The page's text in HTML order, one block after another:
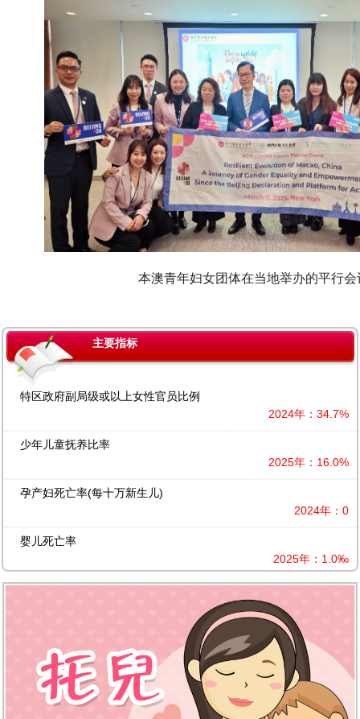
本澳青年妇女团体在当地举办的平行会
主要指标
特区政府副局级或以上女性官员比例
2024年：34.7%
少年儿童抚养比率
2025年：16.0%
孕产妇死亡率(每十万新生儿)
2024年：0
婴儿死亡率
2025年：1.0‰